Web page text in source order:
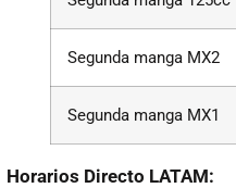
Segunda manga MX2
Segunda manga MX1
Horarios Directo LATAM: